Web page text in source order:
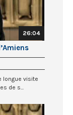
26:04
longue visite
de s...